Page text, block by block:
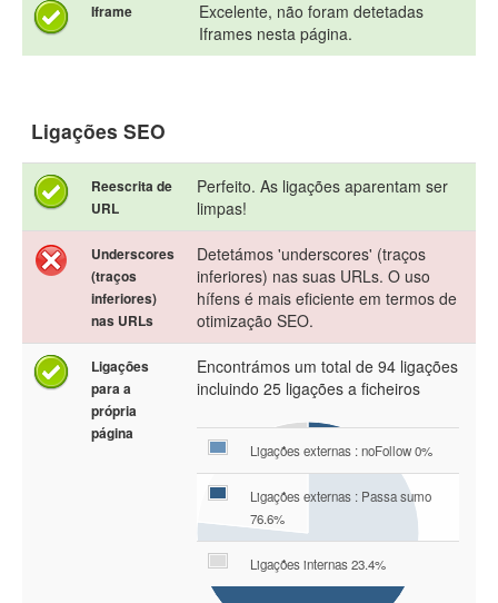
Iframe
Excelente, não foram detetadas
Iframes nesta página.
Ligações SEO
Reescrita de
URL
Perfeito. As ligações aparentam ser
limpas!
Underscores
(traços
inferiores)
nas URLs
Detetámos 'underscores' (traços
inferiores) nas suas URLs. O uso
hífens é mais eficiente em termos de
otimização SEO.
Ligações
para a
própria
página
Encontrámos um total de 94 ligações
incluindo 25 ligações a ficheiros
Ligações externas : noFollow 0%
Ligações externas : Passa sumo
76.6%
Ligações internas 23.4%